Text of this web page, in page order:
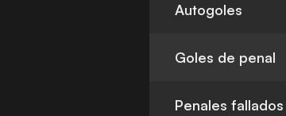
Autogoles
Goles de penal
Penales fallados